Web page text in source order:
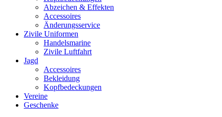
Abzeichen & Effekten
Accessoires
Änderungsservice
Zivile Uniformen
Handelsmarine
Zivile Luftfahrt
Jagd
Accessoires
Bekleidung
Kopfbedeckungen
Vereine
Geschenke